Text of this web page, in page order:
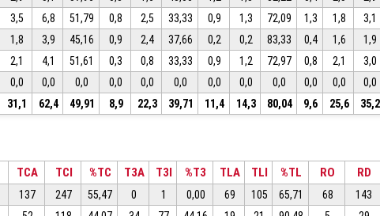
3,5 6,8 51,79 0,8 2,5 33,33 0,9 1,3 72,09 1,3 1,8 3,1
1,8 3,9 45,16 0,9 2,4 37,66 0,2 0,2 83,33 0,4 1,6 1,9
2,1 4,1 51,61 0,3 0,8 33,33 0,9 1,2 72,97 0,8 2,1 3,0
0,0 0,0 0,0 0,0 0,0 0,0 0,0 0,0 0,0 0,0 0,0 0,0
31,1 62,4 49,91 8,9 22,3 39,71 11,4 14,3 80,04 9,6 25,6 35,2
TCA TCI %TC T3A T3I %T3 TLA TLI %TL RO RD
137 247 55,47 0 1 0,00 69 105 65,71 68 143